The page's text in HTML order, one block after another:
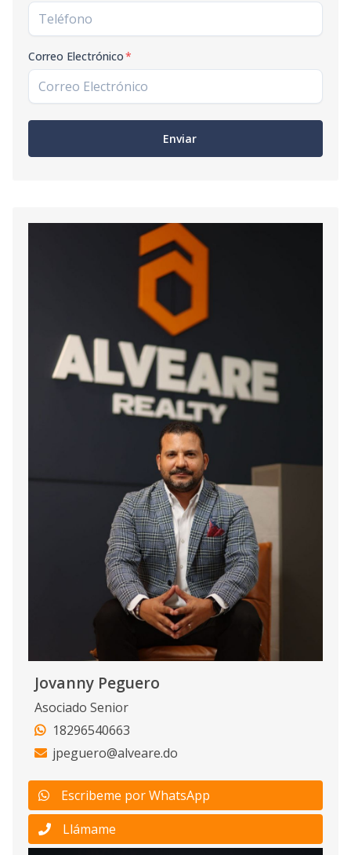
Correo Electrónico*
Enviar
Jovanny Peguero
Asociado Senior
18296540663
jpeguero@alveare.do
Escribeme por WhatsApp
Llámame